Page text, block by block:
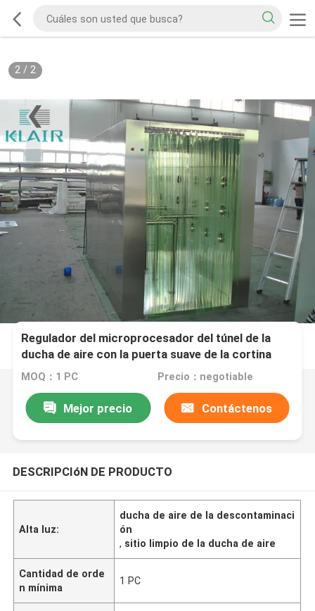
2/ 2
Regulador del microprocesador del túnel de la
ducha de aire con la puerta suave de la cortina
MOQ：1 PC Precio：negotiable
Mejor precio Contáctenos
DESCRIPCIóN DE PRODUCTO
Alta luz:
ducha de aire de la descontaminaci
ón
, sitio limpio de la ducha de aire
Cantidad de orde
n mínima
1 PC